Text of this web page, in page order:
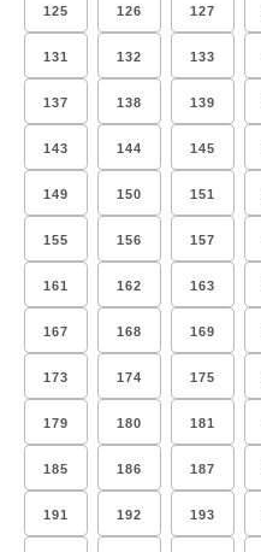
125 126 127
131 132 133
137 138 139
143 144 145
149 150 151
155 156 157
161 162 163
167 168 169
173 174 175
179 180 181
185 186 187
191 192 193